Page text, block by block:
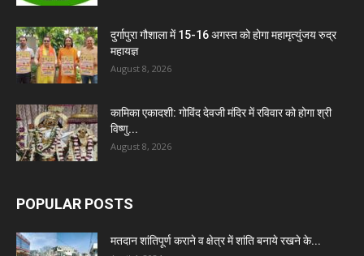
दुर्गापुरा गौशाला में 15-16 अगस्त को होगा महामृत्युंजय रुद्र
महायज्ञ
August 8, 2026
कामिका एकादशी: गोविंद देवजी मंदिर में रविवार को होगा श्री
विष्णु...
August 8, 2026
POPULAR POSTS
मतदान शांतिपूर्ण कराने व क्षेत्र में शांति बनाये रखने के...